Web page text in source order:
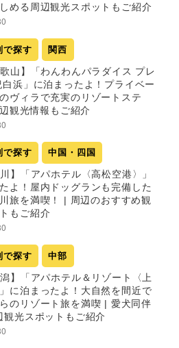
める周辺観光スポットもご紹介
で探す 関西
山】「わんわんパラダイス プレ
白浜」に泊まったよ！プライベー
ヴィラで充実のリゾートステ
観光情報もご紹介
で探す 中国・四国
】「アパホテル〈高松空港〉」
よ！屋内ドッグランも完備した
旅を満喫！ | 周辺のおすすめ観
もご紹介
で探す 中部
】「アパホテル＆リゾート〈上
に泊まったよ！大自然を間近で
のリゾート旅を満喫 | 愛犬同伴
観光スポットもご紹介